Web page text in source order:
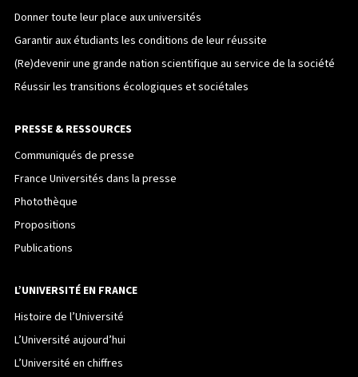
Donner toute leur place aux universités
Garantir aux étudiants les conditions de leur réussite
(Re)devenir une grande nation scientifique au service de la société
Réussir les transitions écologiques et sociétales
PRESSE & RESSOURCES
Communiqués de presse
France Universités dans la presse
Photothèque
Propositions
Publications
L’UNIVERSITÉ EN FRANCE
Histoire de l’Université
L’Université aujourd’hui
L’Université en chiffres